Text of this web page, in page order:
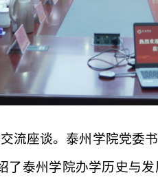
流座谈。泰州学院党委
了泰州学院办学历史与